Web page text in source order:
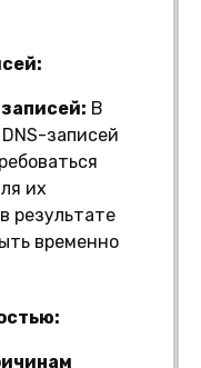
В
записей
их
результате
временно